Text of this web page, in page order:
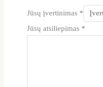
Jūsų įvertinimas *
Jūsų atsiliepimas *